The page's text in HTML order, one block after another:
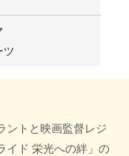
ツ
ントと映画監督レジ
イド 栄光への絆」の